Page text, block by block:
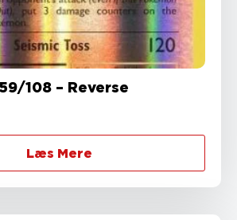
108 – Reverse
Læs Mere